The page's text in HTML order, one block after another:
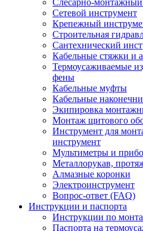
Слесарно-
Сетевой инструмент
Крепежный
Строительная
Сантехнический
Кабельные стяжки и
Термоусаживаемые
фены
Кабельные муфты
Кабельные
Экипировка
Монтаж щитового
Инструмент для
инструмент
Мультиметры и
Металлорукав,
Алмазные коронки
Электроинструмент
Вопрос-ответ (FAQ)
Инструкции и паспорта
Инструкции по
Паспорта на